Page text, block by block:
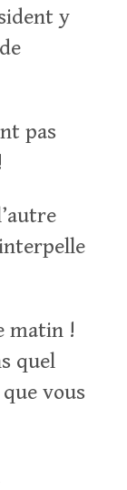
y
pas
matin !
quel
vous